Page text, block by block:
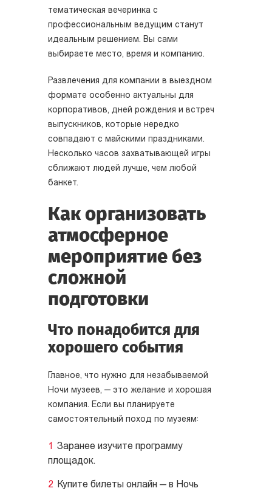
тематическая вечеринка с
профессиональным ведущим станут
идеальным решением. Вы сами
выбираете место, время и компанию.
Развлечения для компании в выездном
формате особенно актуальны для
корпоративов, дней рождения и встреч
выпускников, которые нередко
совпадают с майскими праздниками.
Несколько часов захватывающей игры
сближают людей лучше, чем любой
банкет.
Как организовать
атмосферное
мероприятие без
сложной
подготовки
Что понадобится для
хорошего события
Главное, что нужно для незабываемой
Ночи музеев, — это желание и хорошая
компания. Если вы планируете
самостоятельный поход по музеям:
Заранее изучите программу
площадок.
Купите билеты онлайн — в Ночь